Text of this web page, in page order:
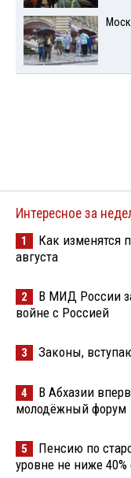
Интересное за
1
Как изменятся
августа
2
В МИД России
войне с Россией
3 Законы,
4
В Абхазии
молодёжный форум
5
Пенсию по
уровне не ниже 40%